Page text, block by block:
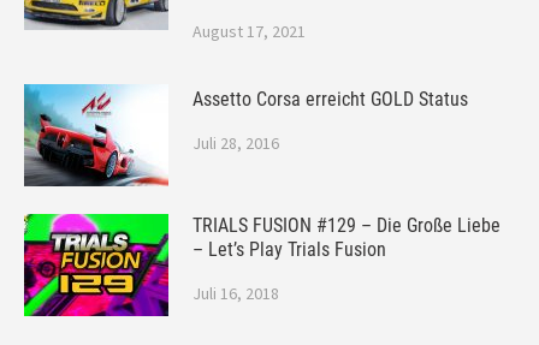
August 17, 2021
Assetto Corsa erreicht GOLD Status
Juli 28, 2016
TRIALS FUSION #129 – Die Große Liebe
– Let’s Play Trials Fusion
Juli 16, 2018